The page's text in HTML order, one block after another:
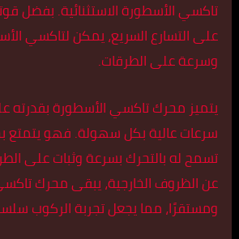
تاكسي الأسطورة الاستثنائية. بفضل
على التسارع السريع، يمكن لتاكسي
وسرعة على الطرقات.
يتميز محرك تاكسي الأسطورة بقدرته
سرعات عالية بكل سهولة. فهو يتمتع
تسمح له بالتحرك بسرعة وثبات على
عن الظروف الخارجية، يبقى محرك
ومستقرًا، مما يجعل تجربة الركوب